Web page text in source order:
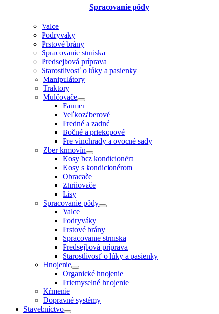
Spracovanie pôdy
Valce
Podryváky
Prstové brány
Spracovanie strniska
Predsejbová príprava
Starostlivosť o lúky a pasienky
Manipulátory
Traktory
Mulčovače
Farmer
Veľkozáberové
Predné a zadné
Bočné a priekopové
Pre vinohrady a ovocné sady
Zber krmovín
Kosy bez kondicionéra
Kosy s kondicionérom
Obracače
Zhrňovače
Lisy
Spracovanie pôdy
Valce
Podryváky
Prstové brány
Spracovanie strniska
Predsejbová príprava
Starostlivosť o lúky a pasienky
Hnojenie
Organické hnojenie
Priemyselné hnojenie
Kŕmenie
Dopravné systémy
Stavebníctvo